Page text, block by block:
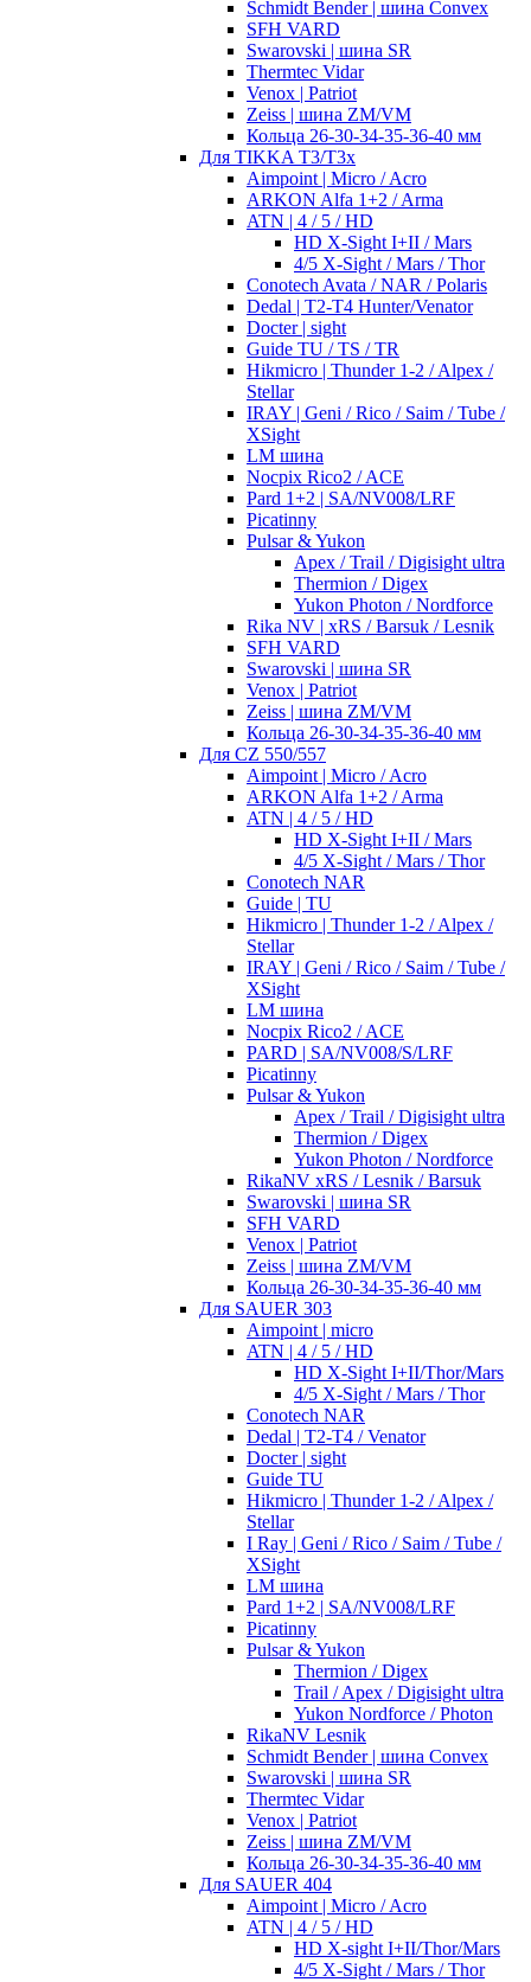
Schmidt Bender | шина Convex
SFH VARD
Swarovski | шина SR
Thermtec Vidar
Venox | Patriot
Zeiss | шина ZM/VM
Кольца 26-30-34-35-36-40 мм
Для TIKKA T3/T3x
Aimpoint | Micro / Acro
ARKON Alfa 1+2 / Arma
ATN | 4 / 5 / HD
HD X-Sight I+II / Mars
4/5 X-Sight / Mars / Thor
Conotech Avata / NAR / Polaris
Dedal | T2-T4 Hunter/Venator
Docter | sight
Guide TU / TS / TR
Hikmicro | Thunder 1-2 / Alpex /
Stellar
IRAY | Geni / Rico / Saim / Tube /
XSight
LM шина
Nocpix Rico2 / ACE
Pard 1+2 | SA/NV008/LRF
Picatinny
Pulsar & Yukon
Apex / Trail / Digisight ultra
Thermion / Digex
Yukon Photon / Nordforce
Rika NV | xRS / Barsuk / Lesnik
SFH VARD
Swarovski | шина SR
Venox | Patriot
Zeiss | шина ZM/VM
Кольца 26-30-34-35-36-40 мм
Для CZ 550/557
Aimpoint | Micro / Acro
ARKON Alfa 1+2 / Arma
ATN | 4 / 5 / HD
HD X-Sight I+II / Mars
4/5 X-Sight / Mars / Thor
Conotech NAR
Guide | TU
Hikmicro | Thunder 1-2 / Alpex /
Stellar
IRAY | Geni / Rico / Saim / Tube /
XSight
LM шина
Nocpix Rico2 / ACE
PARD | SA/NV008/S/LRF
Picatinny
Pulsar & Yukon
Apex / Trail / Digisight ultra
Thermion / Digex
Yukon Photon / Nordforce
RikaNV xRS / Lesnik / Barsuk
Swarovski | шина SR
SFH VARD
Venox | Patriot
Zeiss | шина ZM/VM
Кольца 26-30-34-35-36-40 мм
Для SAUER 303
Aimpoint | micro
ATN | 4 / 5 / HD
HD X-Sight I+II/Thor/Mars
4/5 X-Sight / Mars / Thor
Conotech NAR
Dedal | T2-T4 / Venator
Docter | sight
Guide TU
Hikmicro | Thunder 1-2 / Alpex /
Stellar
I Ray | Geni / Rico / Saim / Tube /
XSight
LM шина
Pard 1+2 | SA/NV008/LRF
Picatinny
Pulsar & Yukon
Thermion / Digex
Trail / Apex / Digisight ultra
Yukon Nordforce / Photon
RikaNV Lesnik
Schmidt Bender | шина Convex
Swarovski | шина SR
Thermtec Vidar
Venox | Patriot
Zeiss | шина ZM/VM
Кольца 26-30-34-35-36-40 мм
Для SAUER 404
Aimpoint | Micro / Acro
ATN | 4 / 5 / HD
HD X-sight I+II/Thor/Mars
4/5 X-Sight / Mars / Thor